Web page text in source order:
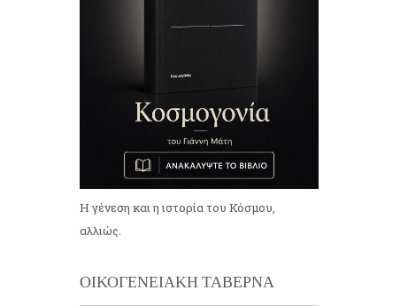
Η γένεση και η ιστορία του Κόσμου,
αλλιώς.
ΟΙΚΟΓΕΝΕΙΑΚΗ ΤΑΒΕΡΝΑ